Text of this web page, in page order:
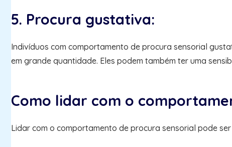
5. Procura gustativa:
Indivíduos com comportamento de procura sensorial
em grande quantidade. Eles podem também ter uma
Como lidar com o
Lidar com o comportamento de procura sensorial pode